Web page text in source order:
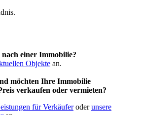
nach einer Immobilie?
Objekte an.
möchten Ihre Immobilie
verkaufen oder vermieten?
für Verkäuferoderunsere